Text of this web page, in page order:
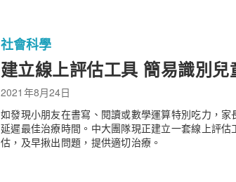
社會科學
建立線上評估工具 簡易識別兒
2021年8月24日
如發現小朋友在書寫、閱讀或數學運算特別吃力，
延遲最佳治療時間。中大團隊現正建立一套線上評
估，及早揪出問題，提供適切治療。